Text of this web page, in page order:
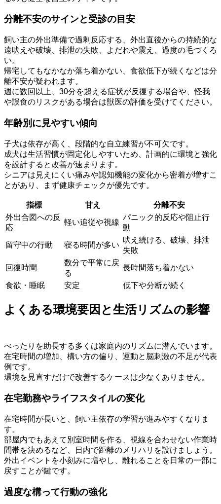
分離不安のサインと受診の目安
飼い主の外出準備で過剰反応する、外出直後からの持続的な
遠吠えや破壊、排泄の失敗、よだれや震え、過度の毛づくろ
い。
帰宅してもなかなか落ち着かない、食欲低下が続くなどは分
離不安が疑われます。
週に数回以上、30分を超える症状が反復する場合や、怪我
や誤食のリスクがある場合は獣医の評価を受けてください。
年齢別に見やすい傾向
子犬は依存が高く、段階的な自立練習が不可欠です。
成犬は生活習慣が固定化しやすいため、計画的に環境と強化
を設計すると改善が速まります。
シニアは見えにくい痛みや認知機能の変化から密着が増すこ
とがあり、まず健康チェックが優先です。
指標 甘え
分離不安
外出合図への反
応
軽い追従や視線
パニック的反応や阻止行
動
留守中の行動 寝る時間が多い
吠え続ける、破壊、排泄
失敗
回復時間
数分で平常に戻
る
長時間落ち着かない
食欲・睡眠 安定 低下や分断が続く
よくある環境要因と生活リズムの影響
べったりを助長する多くは家庭内のリズムに潜んでいます。
在宅時間の増加、構い方の偏り、運動と脳刺激の不足が代表
例です。
環境を見直すだけで改善するケースは少なくありません。
在宅勤務やライフスタイルの変化
在宅時間が長いと、飼い主依存の学習が進みやすくなりま
す。
部屋内でもあえて別室時間を作る、視線を合わせない作業時
間帯を決めるなど、日内で距離のメリハリを設けましょう。
外出イベントを小刻みに増やし、離れることを日常の一部に
戻すことが鍵です。
過度な構って行動の強化